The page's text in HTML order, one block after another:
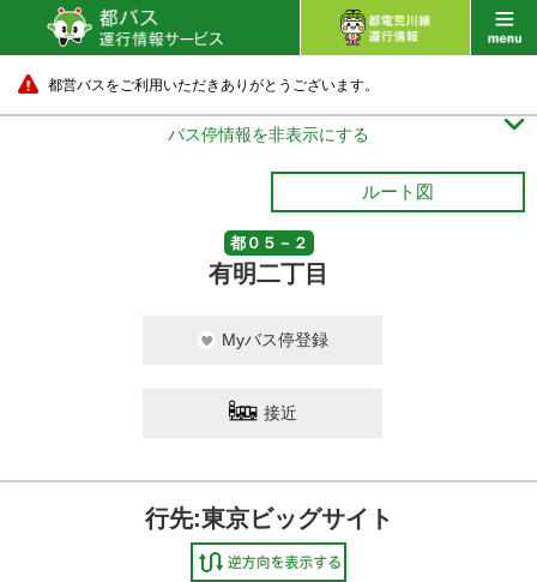
都営バスをご利用いただきありがとうございます。
バス停情報を非表示にする 
ルート図
都０５－２
有明二丁目
Myバス停登録
接近
行先:東京ビッグサイト